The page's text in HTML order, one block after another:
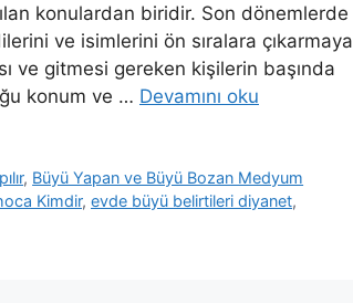
konulardan biridir. Son dönemlerde
ve isimlerini ön sıralara çıkarmaya
ve gitmesi gereken kişilerin başında
konum ve … Devamını oku
, Büyü Yapan ve Büyü Bozan Medyum
Kimdir, evde büyü belirtileri diyanet,